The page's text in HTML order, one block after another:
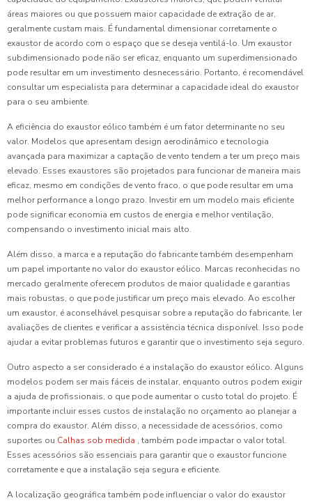
áreas maiores ou que possuem maior capacidade de extração de ar,
geralmente custam mais. É fundamental dimensionar corretamente o
exaustor de acordo com o espaço que se deseja ventilá-lo. Um exaustor
subdimensionado pode não ser eficaz, enquanto um superdimensionado
pode resultar em um investimento desnecessário. Portanto, é recomendável
consultar um especialista para determinar a capacidade ideal do exaustor
para o seu ambiente.
A eficiência do exaustor eólico também é um fator determinante no seu
valor. Modelos que apresentam design aerodinâmico e tecnologia
avançada para maximizar a captação de vento tendem a ter um preço mais
elevado. Esses exaustores são projetados para funcionar de maneira mais
eficaz, mesmo em condições de vento fraco, o que pode resultar em uma
melhor performance a longo prazo. Investir em um modelo mais eficiente
pode significar economia em custos de energia e melhor ventilação,
compensando o investimento inicial mais alto.
Além disso, a marca e a reputação do fabricante também desempenham
um papel importante no valor do exaustor eólico. Marcas reconhecidas no
mercado geralmente oferecem produtos de maior qualidade e garantias
mais robustas, o que pode justificar um preço mais elevado. Ao escolher
um exaustor, é aconselhável pesquisar sobre a reputação do fabricante, ler
avaliações de clientes e verificar a assistência técnica disponível. Isso pode
ajudar a evitar problemas futuros e garantir que o investimento seja seguro.
Outro aspecto a ser considerado é a instalação do exaustor eólico. Alguns
modelos podem ser mais fáceis de instalar, enquanto outros podem exigir
a ajuda de profissionais, o que pode aumentar o custo total do projeto. É
importante incluir esses custos de instalação no orçamento ao planejar a
compra do exaustor. Além disso, a necessidade de acessórios, como
suportes ou Calhas sob medida , também pode impactar o valor total.
Esses acessórios são essenciais para garantir que o exaustor funcione
corretamente e que a instalação seja segura e eficiente.
A localização geográfica também pode influenciar o valor do exaustor